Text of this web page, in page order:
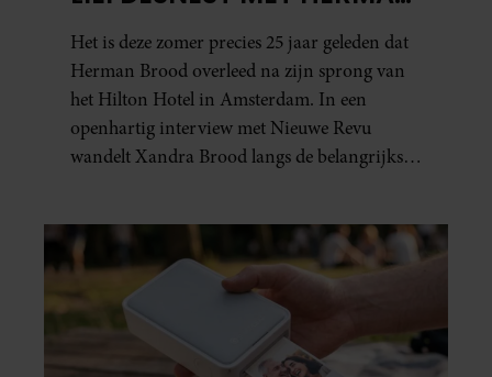
BROOD: “HIER IS LOLA
GEBOREN”
Het is deze zomer precies 25 jaar geleden dat
Herman Brood overleed na zijn sprong van
het Hilton Hotel in Amsterdam. In een
openhartig interview met Nieuwe Revu
wandelt Xandra Brood langs de belangrijkste
Leidsedwarsstraat roept een stortvloed aan
herinneringen op. Daar begon hun leven
samen en werd dochter Lola geboren.